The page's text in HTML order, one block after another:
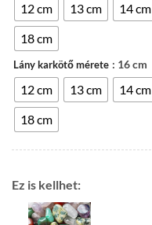
12 cm 13 cm 14 cm
18 cm
Lány karkötő mérete : 16 cm
12 cm 13 cm 14 cm
18 cm
Ez is kellhet: